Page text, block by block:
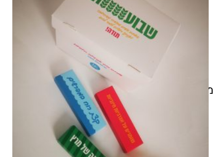
מוצרים קשורים